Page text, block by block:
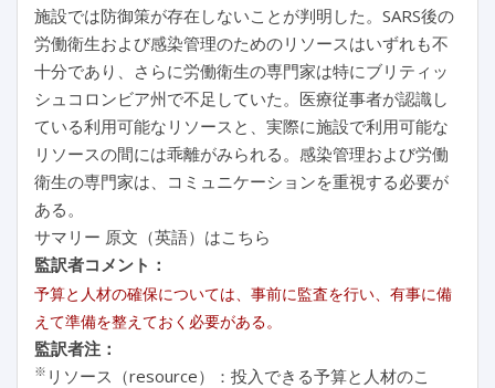
施設では防御策が存在しないことが判明した。SARS後の
労働衛生および感染管理のためのリソースはいずれも不
十分であり、さらに労働衛生の専門家は特にブリティッ
シュコロンビア州で不足していた。医療従事者が認識し
ている利用可能なリソースと、実際に施設で利用可能な
リソースの間には乖離がみられる。感染管理および労働
衛生の専門家は、コミュニケーションを重視する必要が
ある。
サマリー 原文（英語）はこちら
監訳者コメント：
予算と人材の確保については、事前に監査を行い、有事に備
えて準備を整えておく必要がある。
監訳者注：
※ リソース（resource）：投入できる予算と人材のこ